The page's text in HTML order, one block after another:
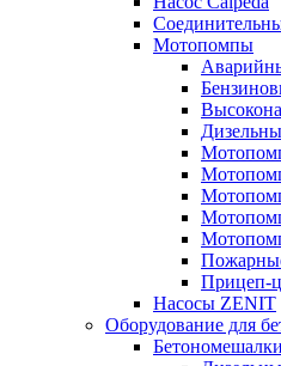
Мотопомпы
Прицеп-
Насосы ZENIT
Оборудование для